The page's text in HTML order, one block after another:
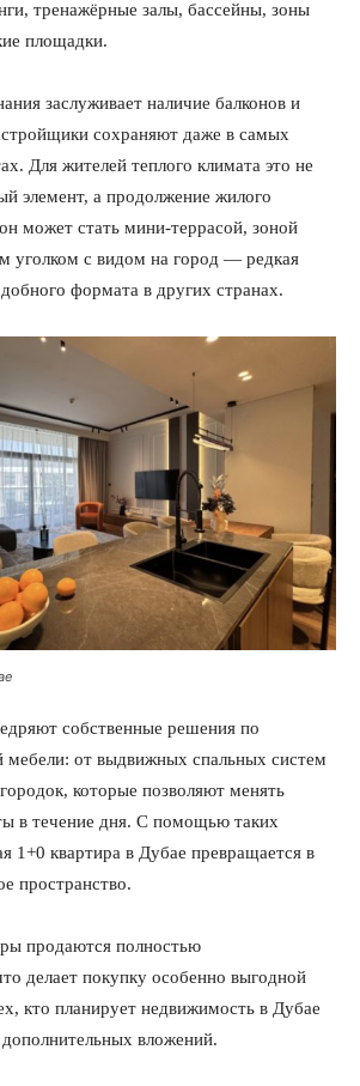
тренажёрные залы, бассейны, зоны
площадки.
заслуживает наличие балконов и
сохраняют даже в самых
Для жителей теплого климата это не
элемент, а продолжение жилого
может стать мини-террасой, зоной
уголком с видом на город — редкая
формата в других странах.
собственные решения по
от выдвижных спальных систем
которые позволяют менять
в течение дня. С помощью таких
1+0 квартира в Дубае превращается в
пространство.
продаются полностью
делает покупку особенно выгодной
кто планирует недвижимость в Дубае
дополнительных вложений.